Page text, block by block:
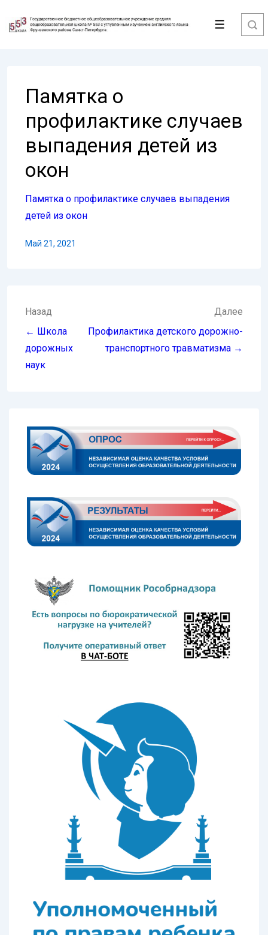
Перейти
Меню
Памятка о
профилактике случаев
выпадения детей из
окон
Памятка о профилактике случаев выпадения
детей из окон
Май 21, 2021
Навигация
по
записям
Назад
← Школа
дорожных
наук
Далее
Профилактика детского дорожно-
транспортного травматизма →